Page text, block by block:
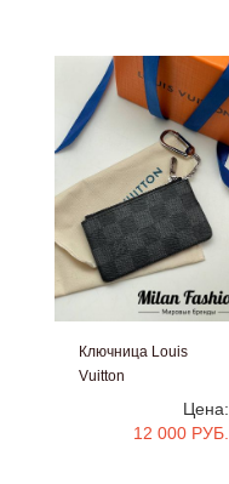
Ключница Louis
Vuitton
Цена:
12 000 РУБ.